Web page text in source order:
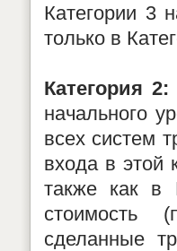
Категории 3
только в
Категория 2:
начального
всех систем
входа в этой
также как в
стоимость
сделанные